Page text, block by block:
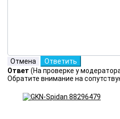
Ответ (На проверке у
Обратите внимание на